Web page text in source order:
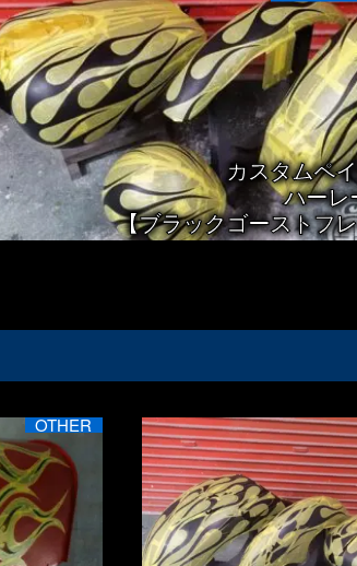
カスタムペ
ハーレ
【ブラックゴーストフ
OTHER